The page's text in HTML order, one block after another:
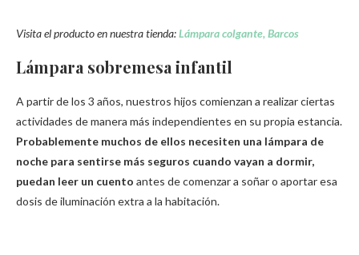
Visita el producto en nuestra tienda:Lámpara colgante, Barcos
Lámpara sobremesa infantil
A partir de los 3 años, nuestros hijos comienzan a realizar ciertas
actividades de manera más independientes en su propia estancia.
Probablemente muchos de ellos necesiten una lámpara de
noche para sentirse más seguros cuando vayan a dormir,
puedan leer un cuento antes de comenzar a soñar o aportar esa
dosis de iluminación extra a la habitación.